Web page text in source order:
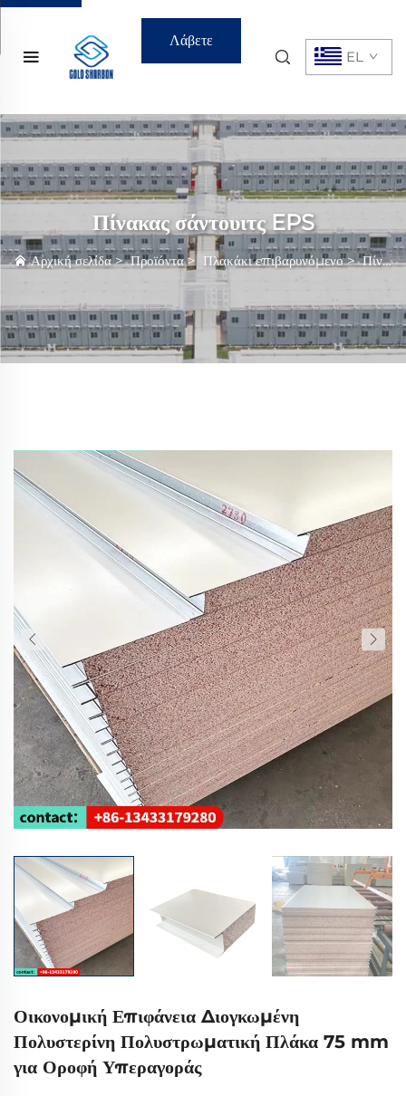
Λάβετε
EL
Πίνακας σάντουιτς EPS
Αρχική σελίδα>Προϊόντα> Πλακάκι επιβαρυνόμενο>Πίνακας σάντουιτς EPS
Οικονομική Επιφάνεια Διογκωμένη
Πολυστερίνη Πολυστρωματική Πλάκα 75 mm
για Οροφή Υπεραγοράς